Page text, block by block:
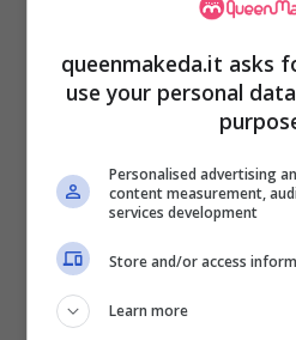
ospiti alla fine faranno
barba al galateo!
Ingredienti
150 gr di pancetta
queenmakeda.it asks
use your personal
Personalised advertising
content measurement,
services development
Store and/or access
Learn more